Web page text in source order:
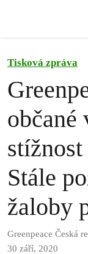
Tisková zpráva
Stále
žaloby
Greenpeace Česká
30 září, 2020